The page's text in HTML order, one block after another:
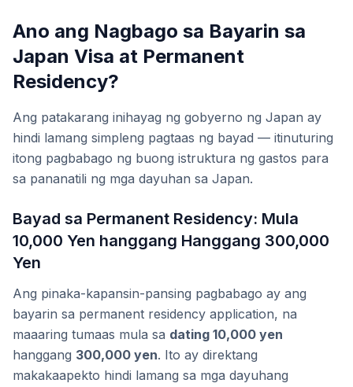
Ano ang Nagbago sa Bayarin sa
Japan Visa at Permanent
Residency?
Ang patakarang inihayag ng gobyerno ng Japan ay
hindi lamang simpleng pagtaas ng bayad — itinuturing
itong pagbabago ng buong istruktura ng gastos para
sa pananatili ng mga dayuhan sa Japan.
Bayad sa Permanent Residency: Mula
10,000 Yen hanggang Hanggang 300,000
Yen
Ang pinaka-kapansin-pansing pagbabago ay ang
bayarin sa permanent residency application, na
maaaring tumaas mula sa dating 10,000 yen
hanggang 300,000 yen. Ito ay direktang
makakaapekto hindi lamang sa mga dayuhang